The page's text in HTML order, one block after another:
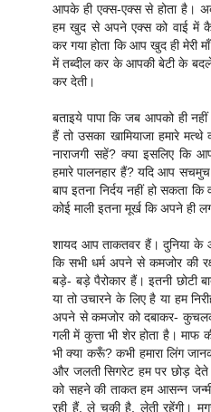
आपके ही एक्स-एक्स से होता है।
हम खुद से अपने एक्स को वाई में
कर गया होता कि आप खुद ही मेरी
में तब्दील कर के आपकी बेटी के
कर देती।
बताइये पापा कि जब आपको ही
हैं तो उसका खामियाजा हमारे
नाराजगी सहें? क्या इसलिए कि
हमारे पालनहार हैं? यदि आप सचमुच
बाप इतना निर्दय नहीं हो सकता
कोई माली इतना मूर्ख कि अपने ही
शायद आप ताकतवर हैं। दुनिया के
कि सभी धर्म अपने से कमजोर की
बड़े- बड़े पैरोकार हैं। इतनी छोटी
या तो उचारने के लिए है या हम
अपने से कमजोर को दबाकर-
गली में कुत्ता भी शेर होता है। माफ
भी क्या करूँ? कभी हमारा लिंग
और जलती सिगरेट हम पर छोड़ देते
को सहने की ताकत हम आसन्न जन्मी
रही हैं, ले चुकी है, लेती रहेंगी।